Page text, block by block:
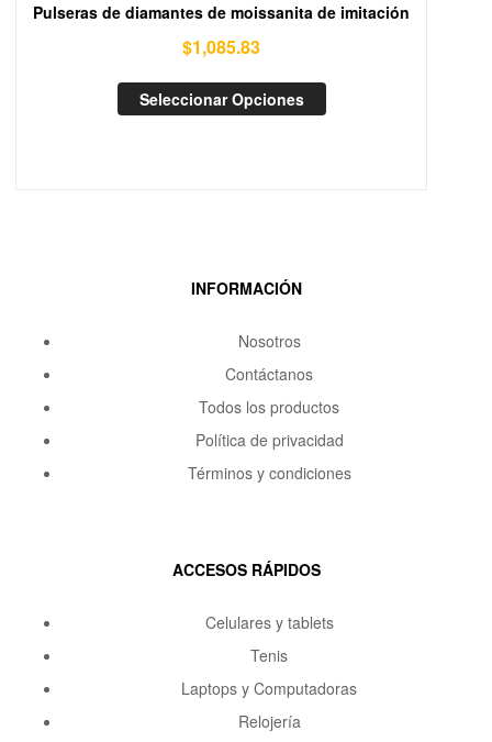
Pulseras de diamantes de moissanita de imitación
$1,085.83
Seleccionar Opciones
INFORMACIÓN
Nosotros
Contáctanos
Todos los productos
Política de privacidad
Términos y condiciones
ACCESOS RÁPIDOS
Celulares y tablets
Tenis
Laptops y Computadoras
Relojería